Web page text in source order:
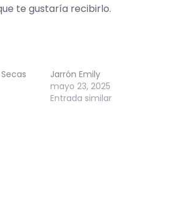
te gustaría recibirlo.
Jarrón Emily
mayo 23, 2025
Entrada similar